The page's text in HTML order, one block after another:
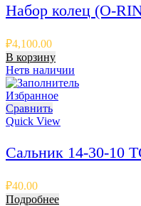
Набор колец (O-
₽4,100.00
В корзину
Нетв наличии
Избранное
Сравнить
Quick View
Сальник 14-30-10
₽40.00
Подробнее